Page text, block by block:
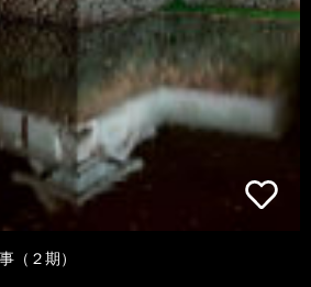
（２期）